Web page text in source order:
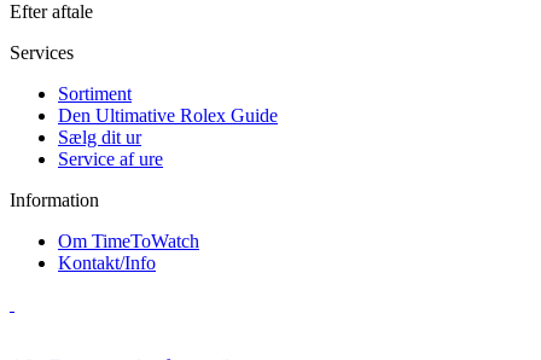
Efter aftale
Services
Sortiment
Den Ultimative Rolex Guide
Sælg dit ur
Service af ure
Information
Om TimeToWatch
Kontakt/Info